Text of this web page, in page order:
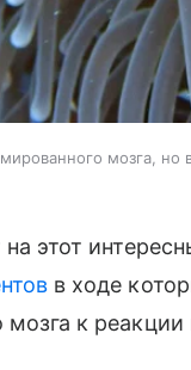
мозга, но
этот
в ходе
мозга к